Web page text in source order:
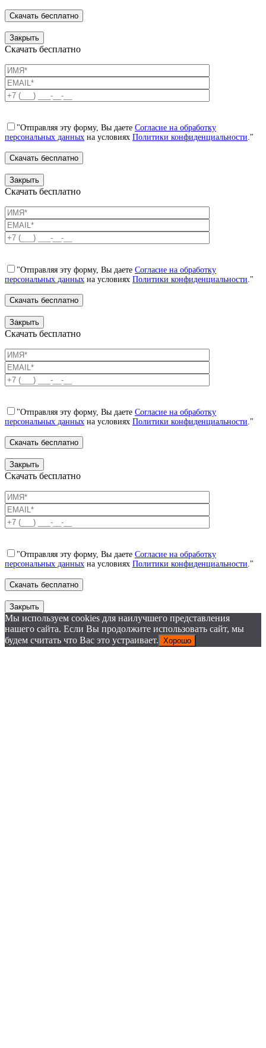
Закрыть
Скачать бесплатно
"Отправляя эту форму, Вы даете Согласие на обработку
персональных данных на условиях Политики конфиденциальности ."
Закрыть
Скачать бесплатно
"Отправляя эту форму, Вы даете Согласие на обработку
персональных данных на условиях Политики конфиденциальности ."
Закрыть
Скачать бесплатно
"Отправляя эту форму, Вы даете Согласие на обработку
персональных данных на условиях Политики конфиденциальности ."
Закрыть
Скачать бесплатно
"Отправляя эту форму, Вы даете Согласие на обработку
персональных данных на условиях Политики конфиденциальности ."
Закрыть
Мы используем cookies для наилучшего представления
нашего сайта. Если Вы продолжите использовать сайт, мы
будем считать что Вас это устраивает. Хорошо